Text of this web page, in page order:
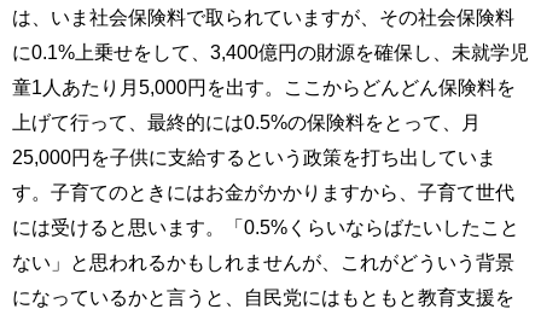
は、いま社会保険料で取られていますが、その社会保険料
に0.1%上乗せをして、3,400億円の財源を確保し、未就学児
童1人あたり月5,000円を出す。ここからどんどん保険料を
上げて行って、最終的には0.5%の保険料をとって、月
25,000円を子供に支給するという政策を打ち出していま
す。子育てのときにはお金がかかりますから、子育て世代
には受けると思います。「0.5%くらいならばたいしたこと
ない」と思われるかもしれませんが、これがどういう背景
になっているかと言うと、自民党にはもともと教育支援を